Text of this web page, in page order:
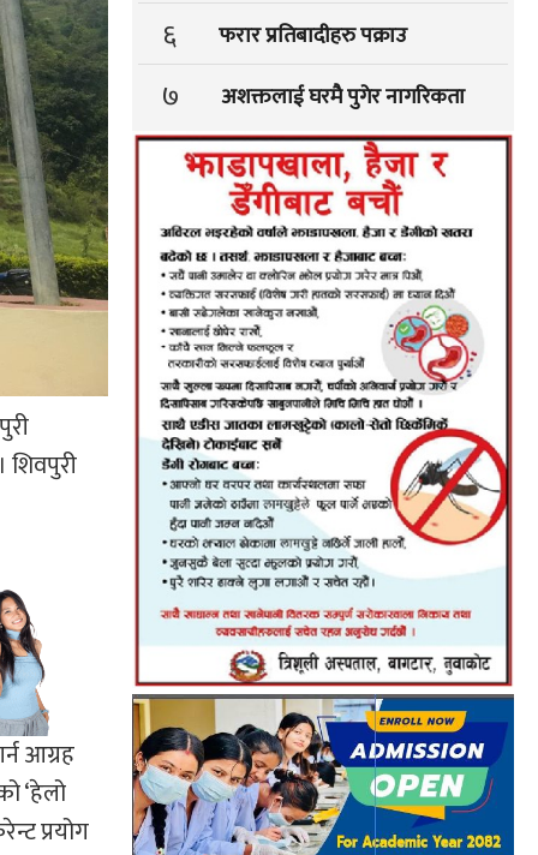
आग्रह
‘हेलो
प्रयोग
६ फरार प्रतिबादीहरु पक्राउ
७ अशक्तलाई घरमै पुगेर नागरिकता